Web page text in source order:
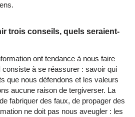
trois conseils, quels seraient-
ont tendance à nous faire
consiste à se réassurer : savoir qui
que nous défendons et les valeurs
aucune raison de tergiverser. La
fabriquer des faux, de propager des
ne doit pas nous aveugler : les